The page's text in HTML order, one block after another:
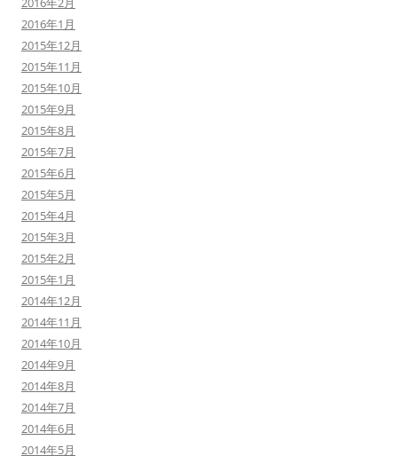
2016年1月
2015年12月
2015年11月
2015年10月
2015年9月
2015年8月
2015年7月
2015年6月
2015年5月
2015年4月
2015年3月
2015年2月
2015年1月
2014年12月
2014年11月
2014年10月
2014年9月
2014年8月
2014年7月
2014年6月
2014年5月